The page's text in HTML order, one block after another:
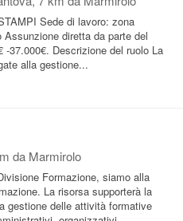
Sede di lavoro: zona
diretta da parte del
-37.000€. Descrizione del ruolo La
alla gestione...
da Marmirolo
Formazione, siamo alla
La risorsa supporterà la
gestione delle attività formative